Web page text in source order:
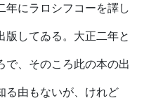
年にラロシフコーを譯し
版してゐる。大正二年と
で、そのころ此の本の出
る由もないが、けれど